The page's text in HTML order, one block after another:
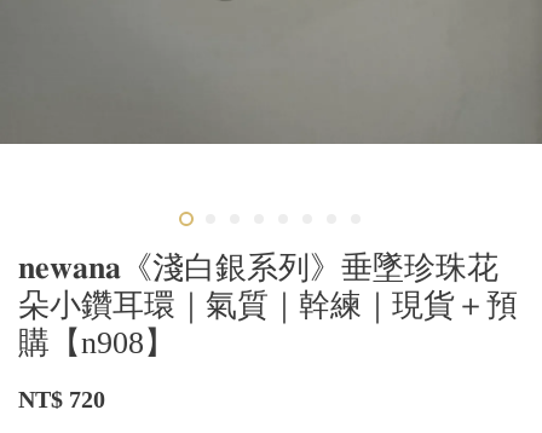
𝐧𝐞𝐰𝐚𝐧𝐚《淺白銀系列》垂墜珍珠花
朵小鑽耳環｜氣質｜幹練｜現貨＋預
購【n908】
NT$ 720